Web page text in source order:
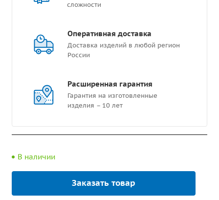
сложности
Оперативная доставка
Доставка изделий в любой регион
России
Расширенная гарантия
Гарантия на изготовленные
изделия – 10 лет
В наличии
Заказать товар